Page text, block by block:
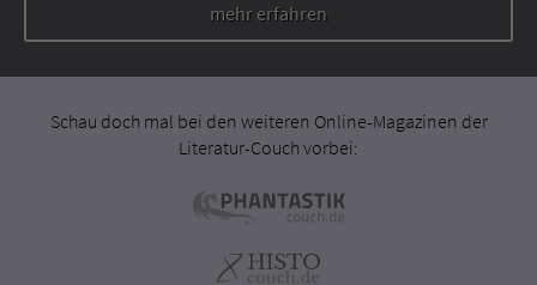
mehr erfahren
Schau doch mal bei den weiteren Online-Magazinen der
Literatur-Couch vorbei: